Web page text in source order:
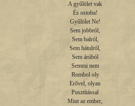
A gyűlölet vak
És ostoba!
Gyűlölet Ne!
Sem jobbról,
Sem balról,
Sem hátulról,
Sem árúból
Semmi nem
Rombol oly
Erővel, olyan
Pusztítással
Mint az ember,